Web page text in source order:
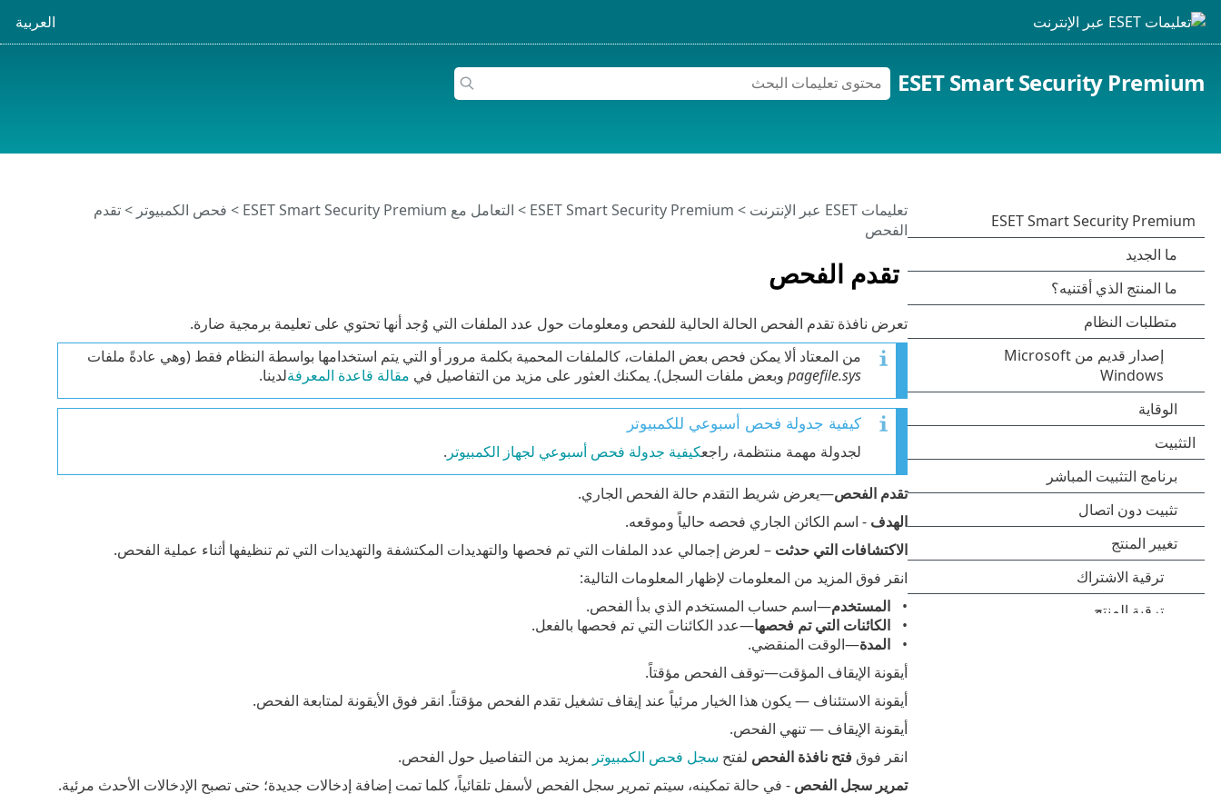
العربية
ESET Smart Security Premium
تقدم الفحص
تعليمات ESET عبر الإنترنت >
ESET Smart Security Premium
> التعامل مع ESET Smart Security Premium > فحص الكمبيوتر > تقدم
الفحص
تعرض نافذة تقدم الفحص الحالة الحالية للفحص ومعلومات حول عدد الملفات التي وُجد أنها تحتوي على تعليمة برمجية ضارة.
من المعتاد ألا يمكن فحص بعض الملفات، كالملفات المحمية بكلمة مرور أو التي يتم استخدامها بواسطة النظام فقط (وهي عادةً ملفات
pagefile.sysوبعض ملفات السجل). يمكنك العثور على مزيد من التفاصيل في مقالة قاعدة المعرفةلدينا.
كيفية جدولة فحص أسبوعي للكمبيوتر
لجدولة مهمة منتظمة، راجعكيفية جدولة فحص أسبوعي لجهاز الكمبيوتر .
تقدم الفحص—يعرض شريط التقدم حالة الفحص الجاري.
الهدف - اسم الكائن الجاري فحصه حالياً وموقعه.
الاكتشافات التي حدثت – لعرض إجمالي عدد الملفات التي تم فحصها والتهديدات المكتشفة والتهديدات التي تم تنظيفها أثناء عملية الفحص.
انقر فوق المزيد من المعلومات لإظهار المعلومات التالية:
المستخدم—اسم حساب المستخدم الذي بدأ الفحص.
الكائنات التي تم فحصها—عدد الكائنات التي تم فحصها بالفعل.
المدة—الوقت المنقضي.
أيقونة الإيقاف المؤقت—توقف الفحص مؤقتاً.
أيقونة الاستئناف — يكون هذا الخيار مرئياً عند إيقاف تشغيل تقدم الفحص مؤقتاً. انقر فوق الأيقونة لمتابعة الفحص.
أيقونة الإيقاف — تنهي الفحص.
انقر فوقفتح نافذة الفحص لفتح سجل فحص الكمبيوتر بمزيد من التفاصيل حول الفحص.
تمرير سجل الفحص - في حالة تمكينه، سيتم تمرير سجل الفحص لأسفل تلقائياً، كلما تمت إضافة إدخالات جديدة؛ حتى تصبح الإدخالات الأحدث مرئية.